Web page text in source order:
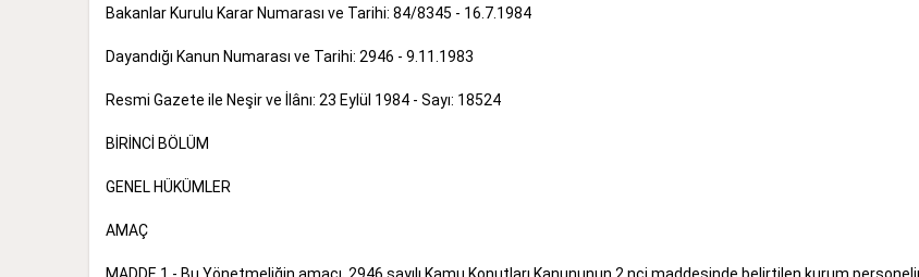
Bakanlar Kurulu Karar Numarası ve Tarihi: 84/8345 - 16.7.1984
Dayandığı Kanun Numarası ve Tarihi: 2946 - 9.11.1983
Resmi Gazete ile Neşir ve İlânı: 23 Eylül 1984 - Sayı: 18524
BİRİNCİ BÖLÜM
GENEL HÜKÜMLER
AMAÇ